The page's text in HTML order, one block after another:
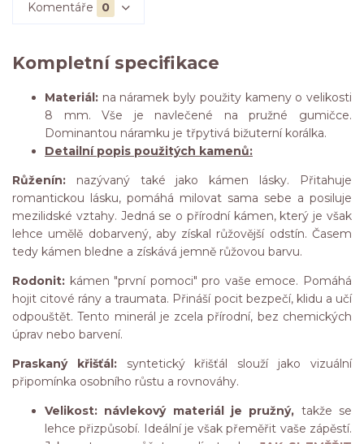
Komentáře 0
Kompletní specifikace
Materiál: na náramek byly použity kameny o velikosti
8 mm. Vše je navlečené na pružné gumičce.
Dominantou náramku je třpytivá bižuterní korálka.
Detailní popis použitých kamenů:
Růženín: nazývaný také jako kámen lásky. Přitahuje
romantickou lásku, pomáhá milovat sama sebe a posiluje
mezilidské vztahy. Jedná se o přírodní kámen, který je však
lehce umělě dobarvený, aby získal růžovější odstín. Časem
tedy kámen bledne a získává jemně růžovou barvu.
Rodonit: kámen "první pomoci" pro vaše emoce. Pomáhá
hojit citové rány a traumata. Přináší pocit bezpečí, klidu a učí
odpouštět. Tento minerál je zcela přírodní, bez chemických
úprav nebo barvení.
Praskaný křišťál:syntetický křišťál slouží jako vizuální
připomínka osobního růstu a rovnováhy.
Velikost: návlekový materiál je pružný, takže se
lehce přizpůsobí. Ideální je však přeměřit vaše zápěstí.